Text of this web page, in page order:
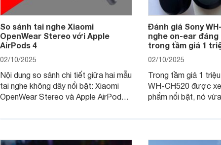
So sánh tai nghe Xiaomi
OpenWear Stereo với Apple
AirPods 4
02/10/2025
Nội dung so sánh chi tiết giữa hai mẫu
tai nghe không dây nổi bật: Xiaomi
OpenWear Stereo và Apple AirPods 4
phẩm chất lượng cao, nhưng hướng
Đánh giá Sony
nghe on-ear đáng
trong tầm giá 1
02/10/2025
Trong tầm giá 1
WH-CH520 được
phẩm nổi bật, nó